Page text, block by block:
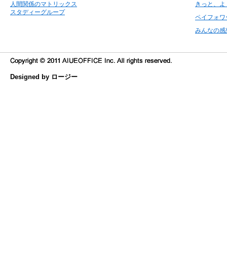
人間関係のマトリックス
スタディーグループ
きっと、
ペイフォワ
みんなの感
Designed by ロージー